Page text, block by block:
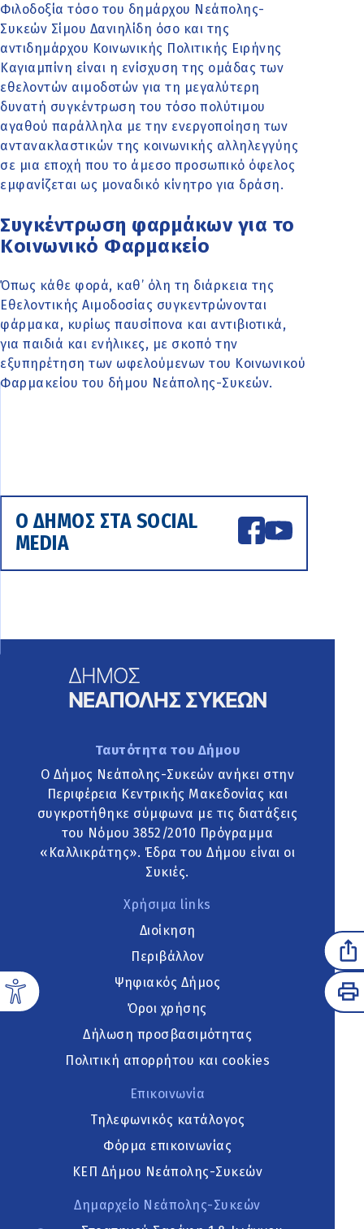
Φιλοδοξία τόσο του δημάρχου Νεάπολης-
Συκεών Σίμου Δανιηλίδη όσο και της
αντιδημάρχου Κοινωνικής Πολιτικής Ειρήνης
Καγιαμπίνη είναι η ενίσχυση της ομάδας των
εθελοντών αιμοδοτών για τη μεγαλύτερη
δυνατή συγκέντρωση του τόσο πολύτιμου
αγαθού παράλληλα με την ενεργοποίηση των
αντανακλαστικών της κοινωνικής αλληλεγγύης
σε μια εποχή που το άμεσο προσωπικό όφελος
εμφανίζεται ως μοναδικό κίνητρο για δράση.
Συγκέντρωση φαρμάκων για το
Κοινωνικό Φαρμακείο
Όπως κάθε φορά, καθ’ όλη τη διάρκεια της
Εθελοντικής Αιμοδοσίας συγκεντρώνονται
φάρμακα, κυρίως παυσίπονα και αντιβιοτικά,
για παιδιά και ενήλικες, με σκοπό την
εξυπηρέτηση των ωφελούμενων του Κοινωνικού
Φαρμακείου του δήμου Νεάπολης-Συκεών.
Ο ΔΗΜΟΣ ΣΤΑ SOCIAL
MEDIA
Ταυτότητα του Δήμου
Ο Δήμος Νεάπολης-Συκεών ανήκει στην
Περιφέρεια Κεντρικής Μακεδονίας και
συγκροτήθηκε σύμφωνα με τις διατάξεις
του Νόμου 3852/2010 Πρόγραμμα
«Καλλικράτης». Έδρα του Δήμου είναι οι
Συκιές.
Χρήσιμα links
Διοίκηση
Περιβάλλον
Ψηφιακός Δήμος
Όροι χρήσης
Δήλωση προσβασιμότητας
Πολιτική απορρήτου και cookies
Επικοινωνία
Τηλεφωνικός κατάλογος
Φόρμα επικοινωνίας
ΚΕΠ Δήμου Νεάπολης-Συκεών
Δημαρχείο Νεάπολης-Συκεών